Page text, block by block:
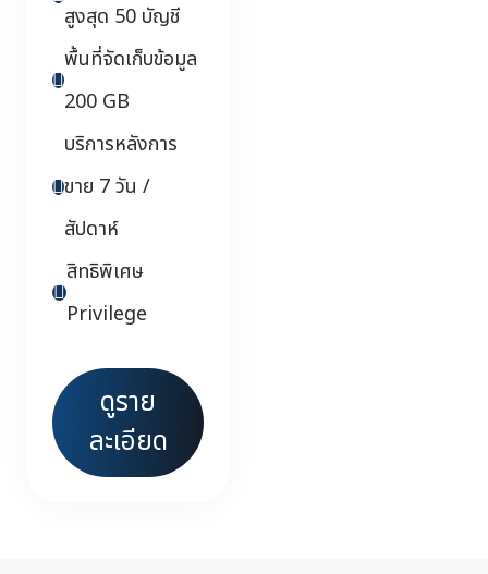
สูงสุด 50 บัญชี
พื้นที่จัดเก็บข้อมูล
200 GB
บริการหลังการ
ขาย 7 วัน /
สัปดาห์
สิทธิพิเศษ
Privilege
ดูราย
ละเอียด